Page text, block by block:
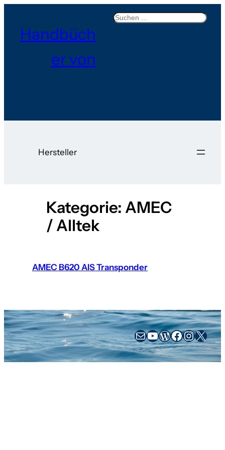
springen
Search
Handbüch
er von
Hersteller
Kategorie: AMEC
/ Alltek
AMEC B620 AIS Transponder
sales@busse-yachtshop.de
YouTube
WordPress
Facebook
X